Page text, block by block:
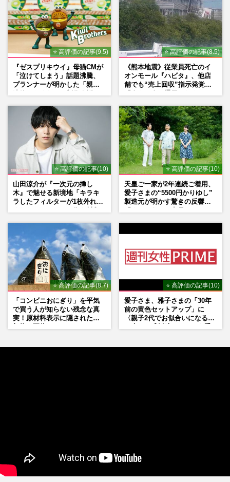
⭐ 高評価の記事(9.5)
『ゼスプリキウイ』母猫CMが
「泣けてしまう」話題沸騰、
プランナーが明かした「親に
⭐ 高評価の記事(8.5)
《熊本地震》従業員死亡のイ
オンモール『ハビタ』、他店
舗でも“売上回収”指示発覚で
⭐ 高評価の記事(10)
山田涼介が『一次元の挿し
木』で魅せる新境地「キラキ
ラしたフィルターが1枚外れて
⭐ 高評価の記事(10)
天皇ご一家が2年連続ご着用、
愛子さまの“5500円かりゆし”
製造元が明かす驚きの反響
⭐ 高評価の記事(8.7)
「コンビニおにぎり」を平気
で買う人が知らない残念な真
実！原材料表示に隠された添
⭐ 高評価の記事(10)
愛子さま、雅子さまの「30年
前の黄色セットアップ」に
〈親子2代でお似合いになる〉